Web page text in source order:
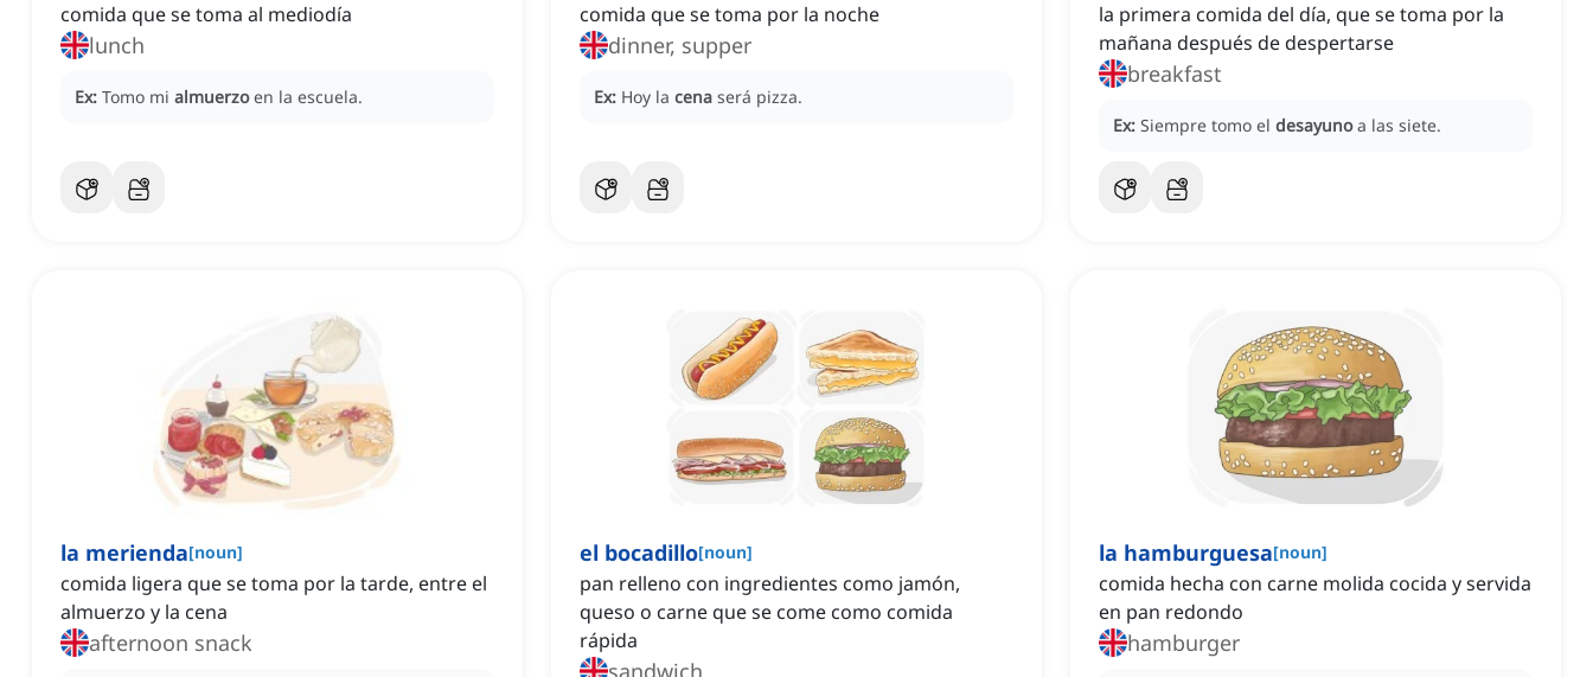
comida que se toma al mediodía
lunch
Ex: Tomo mi almuerzo en la escuela.
comida que se toma por la noche
dinner, supper
Ex: Hoy la cena será pizza.
la primera comida del día, que se toma por la
mañana después de despertarse
breakfast
Ex: Siempre tomo el desayuno a las siete.
la merienda[noun]
comida ligera que se toma por la tarde, entre el
almuerzo y la cena
afternoon snack
el bocadillo[noun]
pan relleno con ingredientes como jamón,
queso o carne que se come como comida
rápida
la hamburguesa[noun]
comida hecha con carne molida cocida y servida
en pan redondo
hamburger